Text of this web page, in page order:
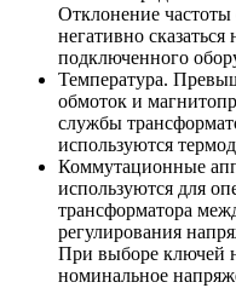
Отклонение
негативно
подключенного
Температура.
обмоток и
службы
используются
Коммутационные
используются для
трансформатора
регулирования
При выборе ключей
номинальное